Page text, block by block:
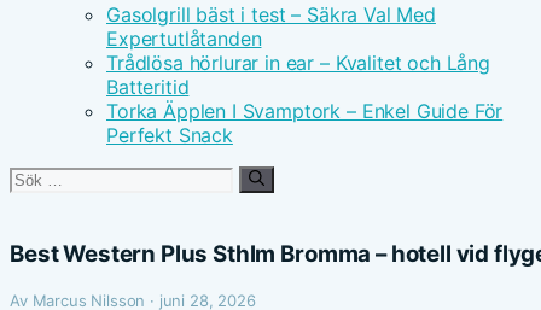
Gasolgrill bäst i test – Säkra Val Med
Expertutlåtanden
Trådlösa hörlurar in ear – Kvalitet och Lång
Batteritid
Torka Äpplen I Svamptork – Enkel Guide För
Perfekt Snack
Sök
Best Western Plus Sthlm Bromma – hotell vid
Av Marcus Nilsson · juni 28, 2026